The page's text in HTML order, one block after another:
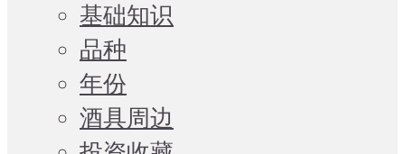
基础知识
品种
年份
酒具周边